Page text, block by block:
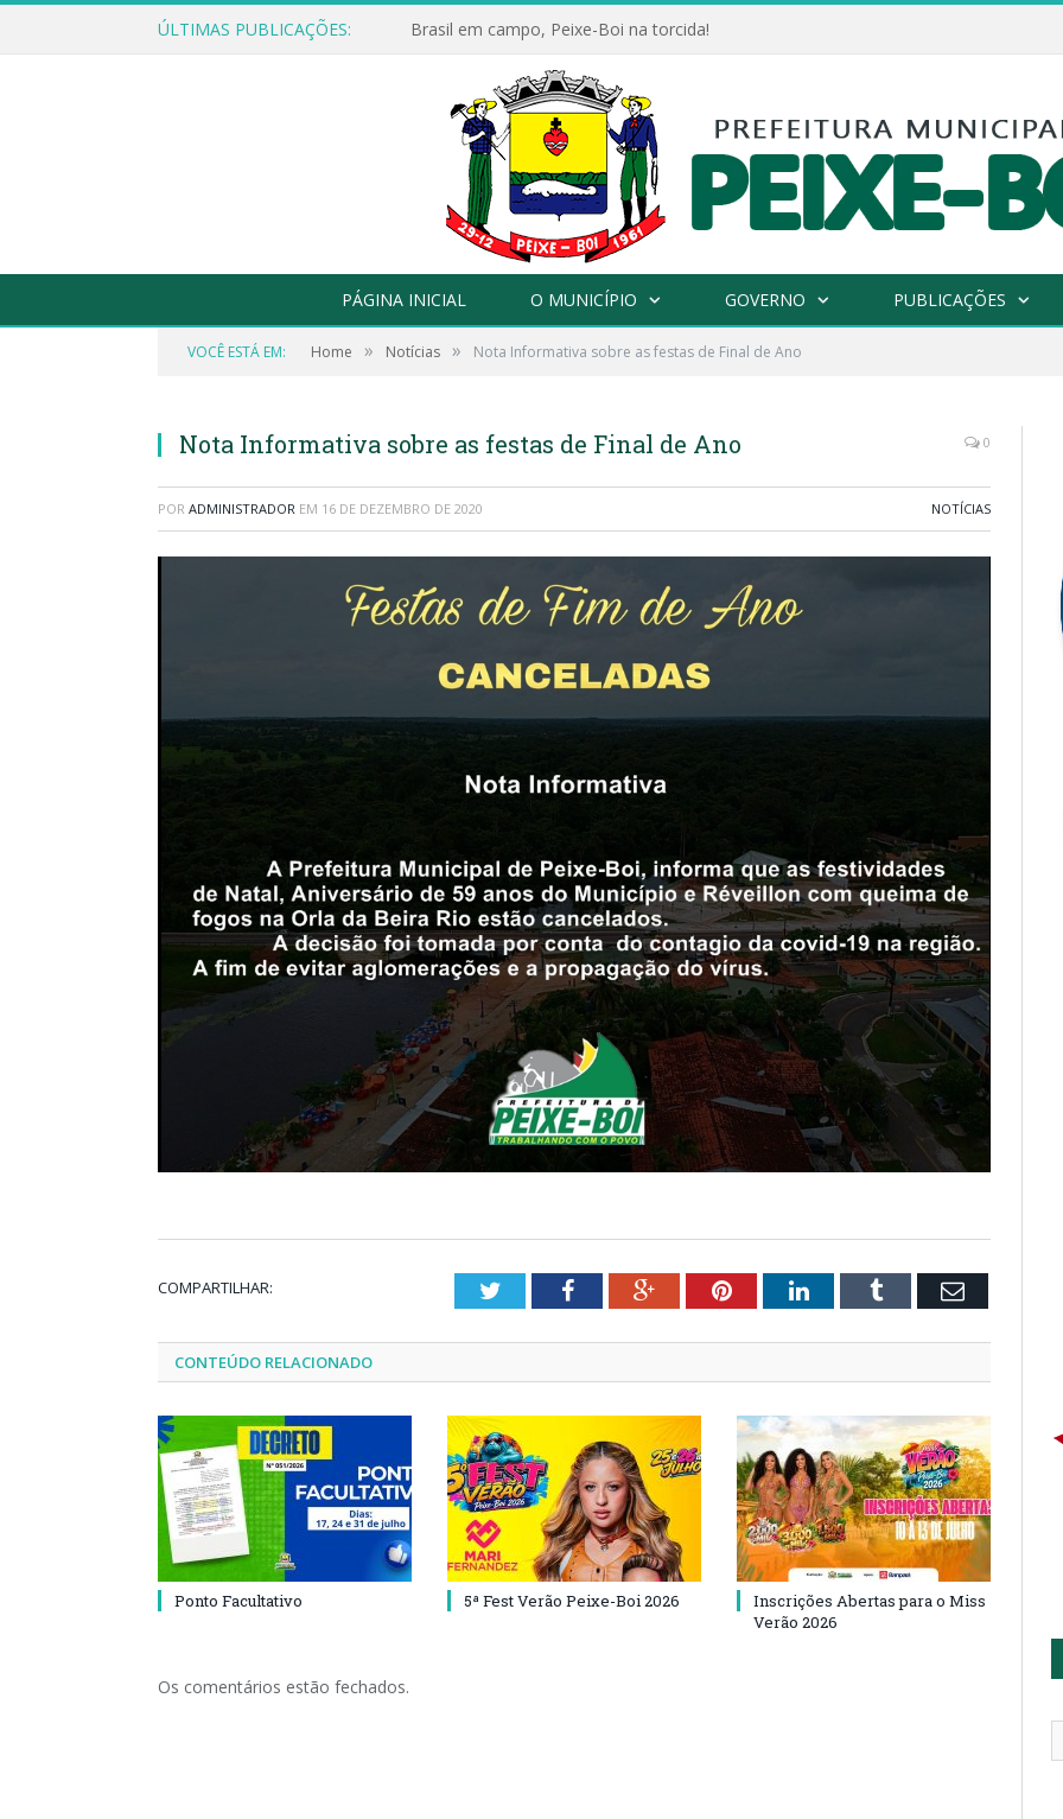
ÚLTIMAS PUBLICAÇÕES: Brasil em campo, Peixe-Boi na torcida!
PÁGINA INICIAL O MUNICÍPIO GOVERNO PUBLICAÇÕES
VOCÊ ESTÁ EM: Home » Notícias » Nota Informativa sobre as festas de Final de Ano
Nota Informativa sobre as festas de Final de Ano 0
POR ADMINISTRADOR EM 16 DE DEZEMBRO DE 2020 NOTÍCIAS
COMPARTILHAR: TwitterFacebookGoogle+PinterestLinkedInTumblr Email
CONTEÚDO RELACIONADO
Ponto Facultativo 5ª Fest Verão Peixe-Boi 2026
Inscrições Abertas para o Miss
Verão 2026
Os comentários estão fechados.